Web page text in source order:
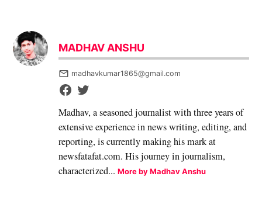
MADHAV ANSHU
madhavkumar1865@gmail.com
Madhav, a seasoned journalist with three years of
extensive experience in news writing, editing, and
reporting, is currently making his mark at
newsfatafat.com. His journey in journalism,
characterized...More by Madhav Anshu